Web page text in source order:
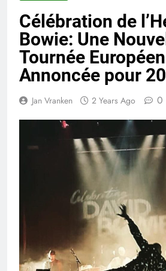
Célébration de
Bowie: Une
Tournée
Annoncée pour
Jan Vranken 2 Years Ago 0